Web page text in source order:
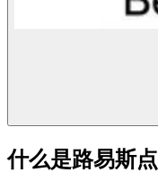
什么是路易斯